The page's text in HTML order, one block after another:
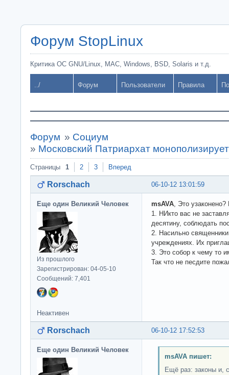
Форум StopLinux
Критика ОС GNU/Linux, MAC, Windows, BSD, Solaris и т.д.
../ Форум Пользователи Правила
Форум » Социум
» Московский Патриархат
Страницы 1 2 3 Вперед
06-10-12 13:01:59
Rorschach
Еще один Великий Человек
Из прошлого
Зарегистрирован: 04-05-10
Сообщений: 7,401
msAVA , Это
1. НИкто вас не
десятину, соблюдать
2. Насильно
учреждениях. Их
3. Это собор к чему то
Так что не песдите
Неактивен
06-10-12 17:52:53
Rorschach
Еще один Великий Человек
msAVA пишет:
Ещё раз: законы и,